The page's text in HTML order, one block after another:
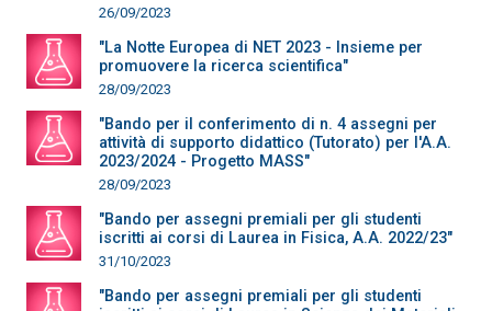
26/09/2023
"La Notte Europea di NET 2023 - Insieme per
promuovere la ricerca scientifica"
28/09/2023
"Bando per il conferimento di n. 4 assegni per
attività di supporto didattico (Tutorato) per l'A.A.
2023/2024 - Progetto MASS"
28/09/2023
"Bando per assegni premiali per gli studenti
iscritti ai corsi di Laurea in Fisica, A.A. 2022/23"
31/10/2023
"Bando per assegni premiali per gli studenti